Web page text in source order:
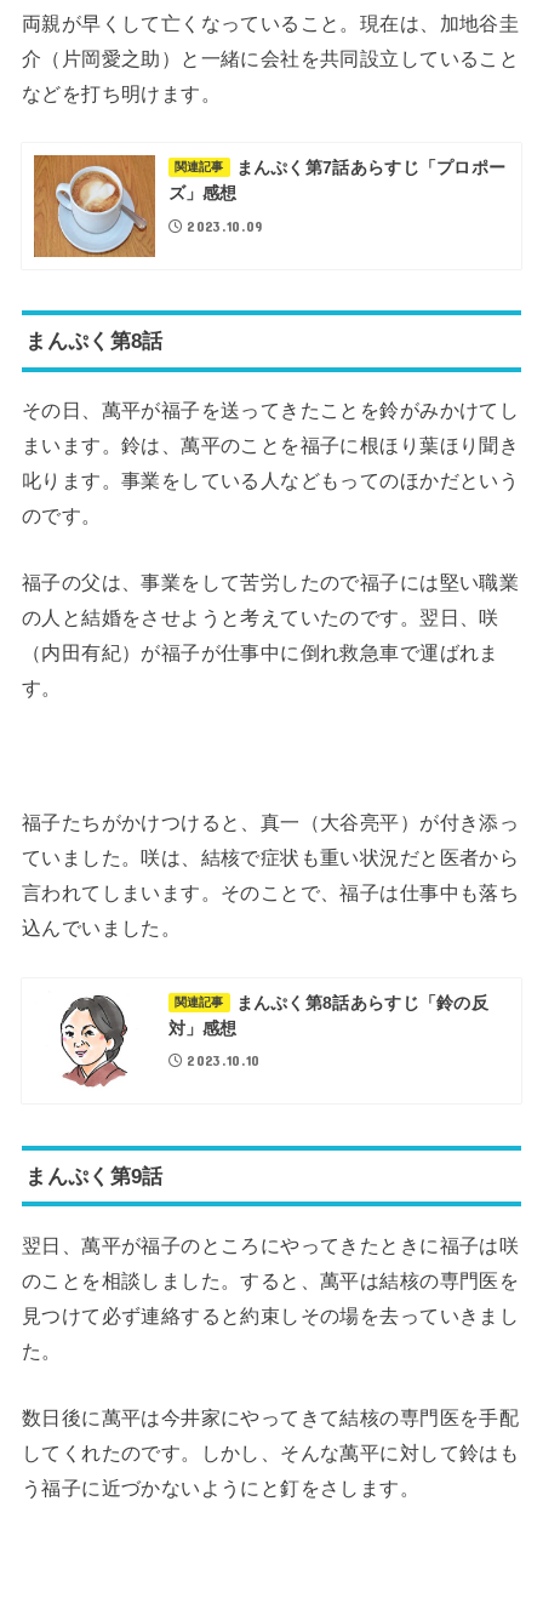
両親が早くして亡くなっていること。現在は、加地谷圭
介（片岡愛之助）と一緒に会社を共同設立していること
などを打ち明けます。
関連記事
まんぷく第7話あらすじ「プロポー
ズ」感想
2023.10.09
まんぷく第8話
その日、萬平が福子を送ってきたことを鈴がみかけてし
まいます。鈴は、萬平のことを福子に根ほり葉ほり聞き
叱ります。事業をしている人などもってのほかだという
のです。
福子の父は、事業をして苦労したので福子には堅い職業
の人と結婚をさせようと考えていたのです。翌日、咲
（内田有紀）が福子が仕事中に倒れ救急車で運ばれま
す。
福子たちがかけつけると、真一（大谷亮平）が付き添っ
ていました。咲は、結核で症状も重い状況だと医者から
言われてしまいます。そのことで、福子は仕事中も落ち
込んでいました。
関連記事
まんぷく第8話あらすじ「鈴の反
対」感想
2023.10.10
まんぷく第9話
翌日、萬平が福子のところにやってきたときに福子は咲
のことを相談しました。すると、萬平は結核の専門医を
見つけて必ず連絡すると約束しその場を去っていきまし
た。
数日後に萬平は今井家にやってきて結核の専門医を手配
してくれたのです。しかし、そんな萬平に対して鈴はも
う福子に近づかないようにと釘をさします。